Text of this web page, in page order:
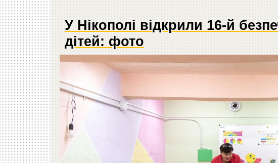
У Нікополі відкрили 16-й
дітей: фото